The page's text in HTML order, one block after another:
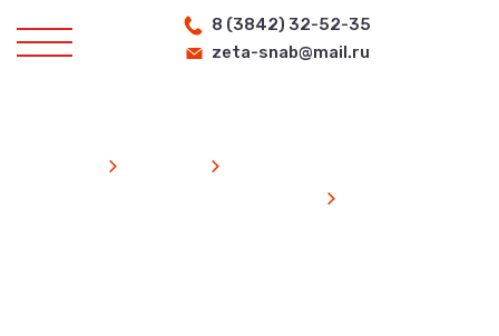
8 (3842) 32-52-35
zeta-snab@mail.ru